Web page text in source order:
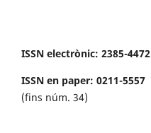
ISSN electrònic: 2385-4472
ISSN en paper: 0211-5557
(fins núm. 34)